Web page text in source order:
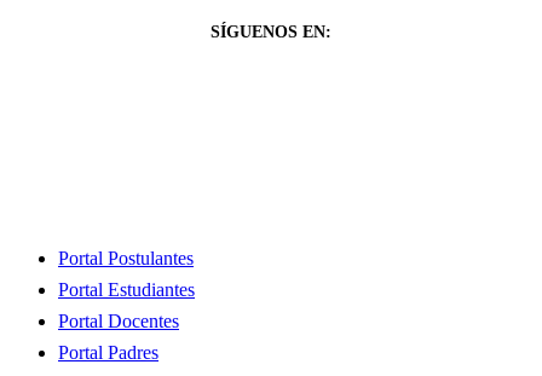
SÍGUENOS EN:
Close
Portal Postulantes
Portal Estudiantes
Portal Docentes
Portal Padres